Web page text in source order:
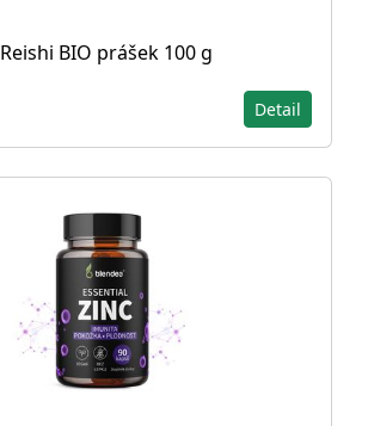
Reishi BIO prášek 100 g
Detail